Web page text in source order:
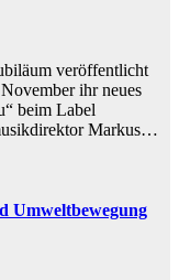
veröffentlicht
ihr neues
beim Label
Markus…
Umweltbewegung